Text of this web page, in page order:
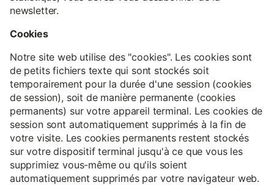
newsletter.
Cookies
Notre site web utilise des "cookies". Les cookies sont
de petits fichiers texte qui sont stockés soit
temporairement pour la durée d'une session (cookies
de session), soit de manière permanente (cookies
permanents) sur votre appareil terminal. Les cookies de
session sont automatiquement supprimés à la fin de
votre visite. Les cookies permanents restent stockés
sur votre dispositif terminal jusqu'à ce que vous les
supprimiez vous-même ou qu'ils soient
automatiquement supprimés par votre navigateur web.